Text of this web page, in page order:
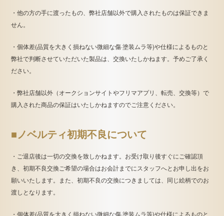
・他の方の手に渡ったもの、弊社店舗以外で購入されたものは保証できま
せん。
・個体差(品質を大きく損ねない微細な傷·塗装ムラ等)や仕様によるものと
弊社で判断させていただいた製品は、交換いたしかねます。予めご了承く
ださい。
・弊社店舗以外（オークションサイトやフリマアプリ、転売、交換等）で
購入された商品の保証はいたしかねますのでご注意ください。
■ノベルティ初期不良について
・ご退店後は一切の交換を致しかねます。お受け取り後すぐにご確認頂
き、初期不良交換ご希望の場合はお会計までにスタッフへとお申し出をお
願いいたします。また、初期不良の交換につきましては、同じ絵柄でのお
渡しとなります。
・個体差(品質を大きく損ねない微細な傷·塗装ムラ等)や仕様によるものと